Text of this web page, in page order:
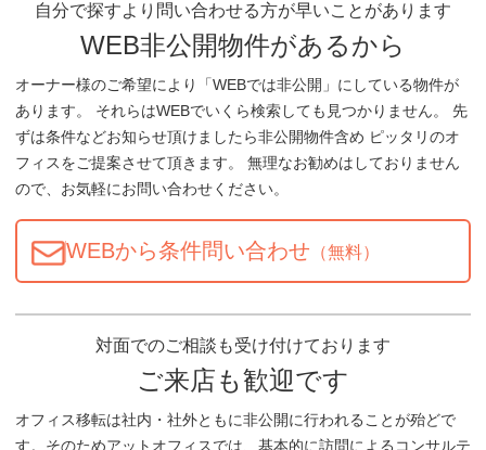
自分で探すより問い合わせる方が早いことがあります
WEB非公開物件があるから
オーナー様のご希望により「WEBでは非公開」にしている物件が
あります。 それらはWEBでいくら検索しても見つかりません。 先
ずは条件などお知らせ頂けましたら非公開物件含め ピッタリのオ
フィスをご提案させて頂きます。 無理なお勧めはしておりません
ので、お気軽にお問い合わせください。
WEBから条件問い合わせ （無料）
対面でのご相談も受け付けております
ご来店も歓迎です
オフィス移転は社内・社外ともに非公開に行われることが殆どで
す。そのためアットオフィスでは、基本的に訪問によるコンサルテ